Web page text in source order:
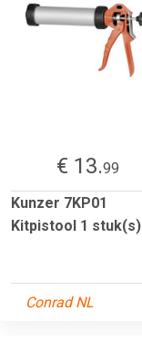
€ 13.99
Kunzer 7KP01
Kitpistool 1 stuk(s)
Conrad NL